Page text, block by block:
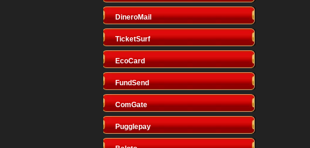
DineroMail
TicketSurf
EcoCard
FundSend
ComGate
Pugglepay